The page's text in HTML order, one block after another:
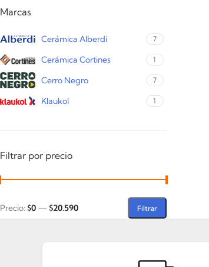
Marcas
Cerámica Alberdi 7
Cerámica Cortines 1
Cerro Negro 7
Klaukol 1
Filtrar por precio
Filtrar
Precio: $0 — $20.590